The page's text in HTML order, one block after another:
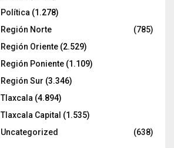
Política (1.278)
Región Norte
(785)
Región Oriente (2.529)
Región Poniente (1.109)
Región Sur (3.346)
Tlaxcala (4.894)
Tlaxcala Capital (1.535)
Uncategorized
(638)